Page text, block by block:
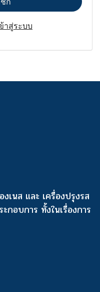
าสู่ระบบ
เนส และ เครื่องปรุงรส
กอบการ ทั้งในเรื่องการ